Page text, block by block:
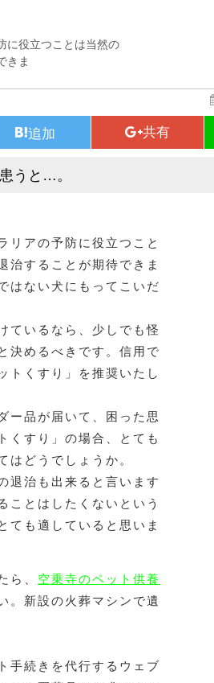
に役立つことは当然の
きま
うと…。
火葬 横浜 市 港南 区｜病気を患うと…。
リアの予防に役立つこと
治することが期待できま
はない犬にもってこいだ
ているなら、少しでも怪
決めるべきです。信用で
トくすり」を推奨いたし
ー品が届いて、困った思
くすり」の場合、とても
はどうでしょうか。
退治も出来ると言います
ことはしたくないという
ても適していると思いま
ら、 空乗寺のペット供養
。新設の火葬マシンで遺
手続きを代行するウェブ